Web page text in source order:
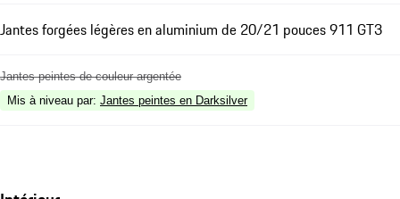
Jantes forgées légères en aluminium de 20/21 pouces 911 GT3
Jantes peintes de couleur argentée
Mis à niveau par: Jantes peintes en Darksilver